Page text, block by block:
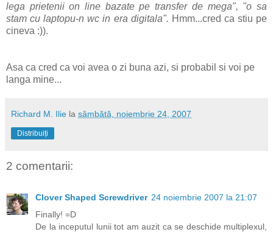
lega prietenii on line bazate pe transfer de mega", "o sa
stam cu laptopu-n wc in era digitala". Hmm...cred ca stiu pe
cineva :)).
Asa ca cred ca voi avea o zi buna azi, si probabil si voi pe
langa mine...
Richard M. Ilie la sâmbătă, noiembrie 24, 2007
Distribuiți
2 comentarii:
Clover Shaped Screwdriver 24 noiembrie 2007 la 21:07
Finally! =D
De la inceputul lunii tot am auzit ca se deschide multiplexul,